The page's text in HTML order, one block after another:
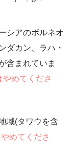
シアのボルネオ
ダカン、ラハ・
含まれていま
めてくださ
域(タワウを含
めてくださ